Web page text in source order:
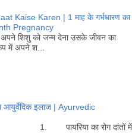
Kaise Karen | 1 माह के गर्भधारण का
Pregnancy
अपने शिशु को जन्म देना उसके जीवन का
में अपने श...
आयुर्वेदिक इलाज | Ayurvedic
पायरिया का रोग दांतों में